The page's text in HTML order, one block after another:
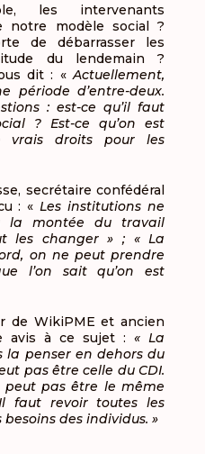
les intervenants
notre modèle social ?
de débarrasser les
du lendemain ?
dit : «Actuellement,
période d’entre-deux.
: est-ce qu’il faut
? Est-ce qu’on est
vrais droits pour les
secrétaire confédéral
: «Les institutions ne
la montée du travail
les changer » ; « La
on ne peut prendre
l’on sait qu’on est
de WikiPME et ancien
avis à ce sujet :« La
la penser en dehors du
pas être celle du CDI.
peut pas être le même
faut revoir toutes les
des individus. »